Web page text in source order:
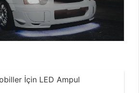
İçin LED Ampul